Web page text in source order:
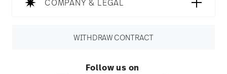
COMPANY & LEGAL
WITHDRAW CONTRACT
Follow us on